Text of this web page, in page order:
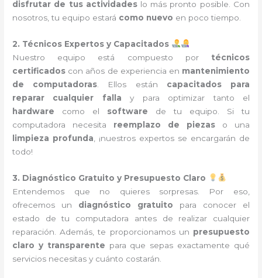
disfrutar de tus actividadeslo más pronto posible. Con
nosotros, tu equipo estará como nuevo en poco tiempo.
2. Técnicos Expertos y Capacitados
Nuestro equipo está compuesto por técnicos
certificados con años de experiencia en mantenimiento
de computadoras . Ellos están capacitados para
reparar cualquier falla y para optimizar tanto el
hardware como el software de tu equipo. Si tu
computadora necesita reemplazo de piezaso una
limpieza profunda , ¡nuestros expertos se encargarán de
todo!
3. Diagnóstico Gratuito y Presupuesto Claro
Entendemos que no quieres sorpresas. Por eso,
ofrecemos un diagnóstico gratuito para conocer el
estado de tu computadora antes de realizar cualquier
reparación. Además, te proporcionamos un presupuesto
claro y transparente para que sepas exactamente qué
servicios necesitas y cuánto costarán.